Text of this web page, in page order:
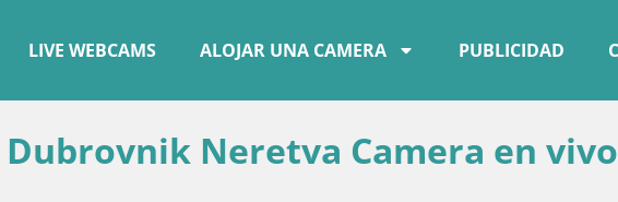
LIVE WEBCAMS ALOJAR UNA CAMERA PUBLICIDAD
Dubrovnik Neretva Camera en vivo